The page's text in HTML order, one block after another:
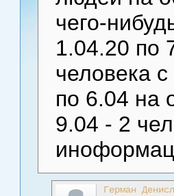
чего-
1.04.20 по
человека
по 6.04 на
9.04 - 2
Герман